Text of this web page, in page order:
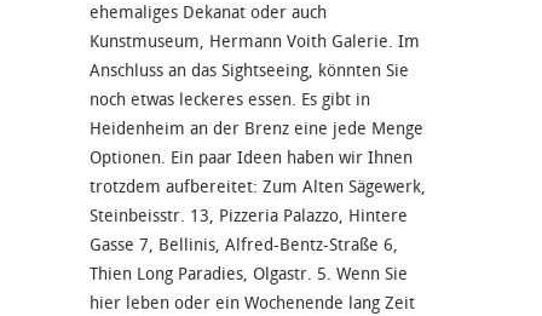
ehemaliges Dekanat oder auch
Kunstmuseum, Hermann Voith Galerie. Im
Anschluss an das Sightseeing, könnten Sie
noch etwas leckeres essen. Es gibt in
Heidenheim an der Brenz eine jede Menge
Optionen. Ein paar Ideen haben wir Ihnen
trotzdem aufbereitet: Zum Alten Sägewerk,
Steinbeisstr. 13, Pizzeria Palazzo, Hintere
Gasse 7, Bellinis, Alfred-Bentz-Straße 6,
Thien Long Paradies, Olgastr. 5. Wenn Sie
hier leben oder ein Wochenende lang Zeit